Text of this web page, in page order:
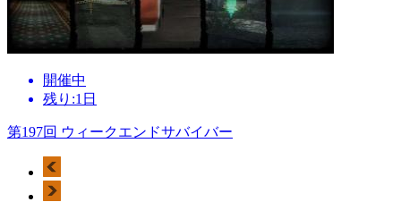
開催中
残り:1日
第197回 ウィークエンドサバイバー